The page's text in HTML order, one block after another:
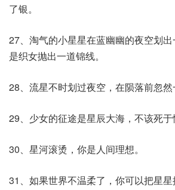
了银。
27、淘气的小星星在蓝幽幽的夜空划
是织女抛出一道锦线。
28、流星不时划过夜空，在陨落前忽然
29、少女的征途是星辰大海，不该死于
30、星河滚烫，你是人间理想。
31、如果世界不温柔了，你可以把星